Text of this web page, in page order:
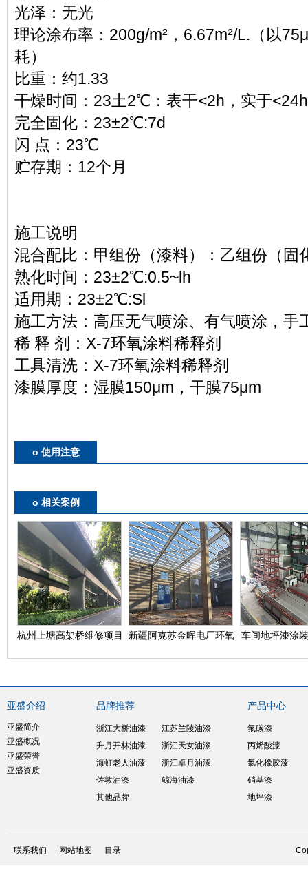
光泽：无光
理论涂布率：200g/m² ，6.67m²/L.（以75
耗）
比重：约1.33
干燥时间： 23土2℃ ：表干<2h，实于<24h
完全固化：23±2℃:7d
闪 点：23℃
贮存期：12个月
施工说明
混合配比：甲组份（漆料）：乙组份（固
熟化时间：23±2℃:0.5~lh
适用期：23±2℃:Sl
施工方法：高压无气喷涂、有气喷涂，手
稀 释 剂： X-7环氧涂料稀释剂
工具清洗： X-7环氧涂料稀释剂
漆膜厚度：湿膜150μm ，干膜75μm
o 使用注意
o 相关案例
杭州上塘高架桥维修项目
新疆阿克苏金晖电厂环氧
车间地坪漆涂
亚盛介绍
亚盛简介
亚盛概况
亚盛荣誉
亚盛资质
品牌推荐
浙江大桥油漆
江苏兰陵油漆
升月开林油漆
浙江天女油漆
海虹老人油漆
浙江卓月油漆
佐敦油漆
鲸海油漆
其他品牌
产品中心
氟碳漆
丙烯酸漆
氯化橡胶漆
硝基漆
地坪漆
联系我们 网站地图 目录